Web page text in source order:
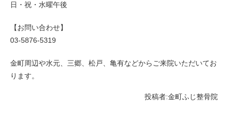
日・祝・水曜午後
【お問い合わせ】
03-5876-5319
金町周辺や水元、三郷、松戸、亀有などからご来院いただいてお
ります。
投稿者:金町ふじ整骨院